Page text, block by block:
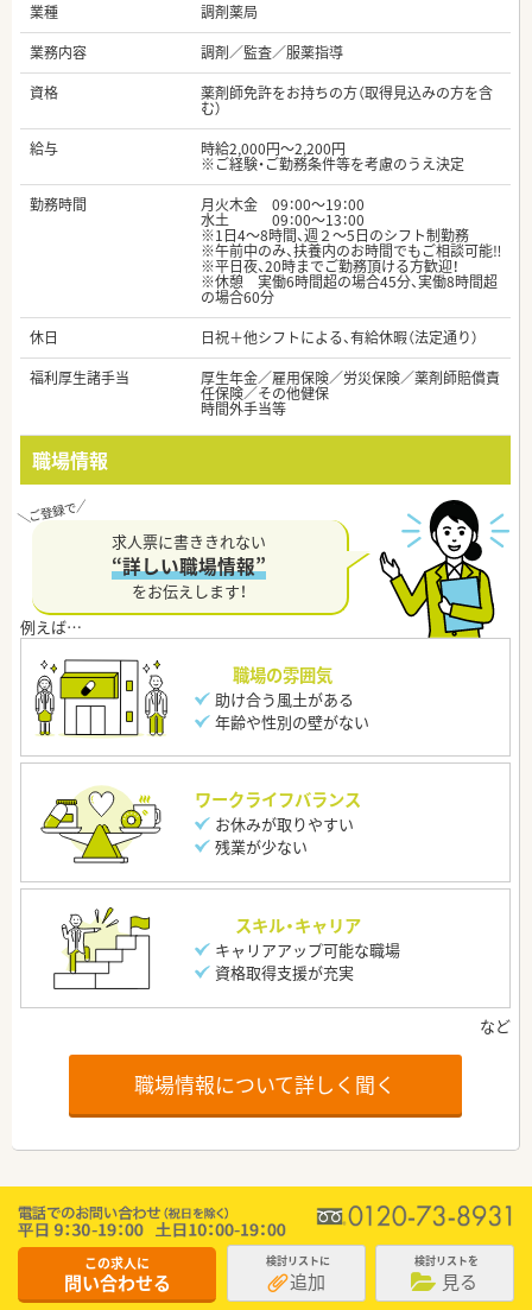
業種
調剤薬局
業務内容
調剤／監査／服薬指導
資格
薬剤師免許をお持ちの方（取得見込みの方を含
む）
給与
時給2,000円～2,200円
※ご経験・ご勤務条件等を考慮のうえ決定
勤務時間
月火木金 09：00～19：00
水土 09：00～13：00
※1日4～8時間、週２～5日のシフト制勤務
※午前中のみ、扶養内のお時間でもご相談可能‼
※平日夜、20時までご勤務頂ける方歓迎！
※休憩 実働6時間超の場合45分、実働8時間超
の場合60分
休日
日祝＋他シフトによる、有給休暇（法定通り）
福利厚生諸手当
厚生年金／雇用保険／労災保険／薬剤師賠償責
任保険／その他健保
時間外手当等
職場情報
求人票に書ききれない
“詳しい職場情報”
をお伝えします！
職場の雰囲気
助け合う風土がある
年齢や性別の壁がない
ワークライフバランス
お休みが取りやすい
残業が少ない
スキル・キャリア
キャリアアップ可能な職場
資格取得支援が充実
職場情報について詳しく聞く
この求人に
問い合わせる
検討リストに
追加
検討リストを
見る